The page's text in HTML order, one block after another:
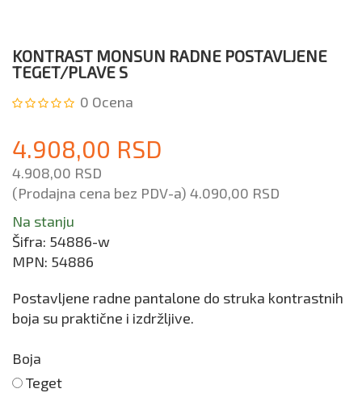
KONTRAST MONSUN RADNE POSTAVLJENE
TEGET/PLAVE S
0 Ocena
4.908,00 RSD
4.908,00 RSD
(Prodajna cena bez PDV-a) 4.090,00 RSD
Na stanju
Šifra: 54886-w
MPN: 54886
Postavljene radne pantalone do struka kontrastnih
boja su praktične i izdržljive.
Boja
Teget